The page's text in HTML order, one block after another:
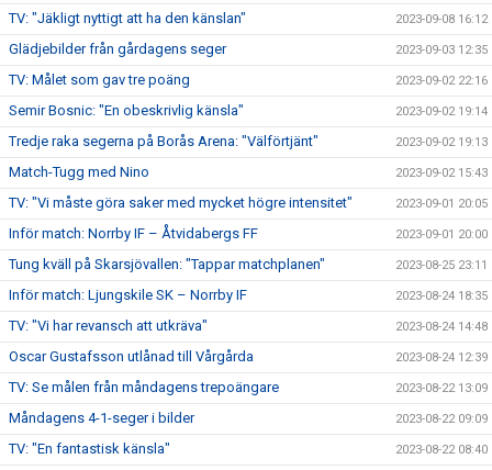
TV: "Jäkligt nyttigt att ha den känslan" 2023-09-08 16:12
Glädjebilder från gårdagens seger 2023-09-03 12:35
TV: Målet som gav tre poäng 2023-09-02 22:16
Semir Bosnic: "En obeskrivlig känsla" 2023-09-02 19:14
Tredje raka segerna på Borås Arena: "Välförtjänt" 2023-09-02 19:13
Match-Tugg med Nino 2023-09-02 15:43
TV: "Vi måste göra saker med mycket högre intensitet" 2023-09-01 20:05
Inför match: Norrby IF – Åtvidabergs FF 2023-09-01 20:00
Tung kväll på Skarsjövallen: "Tappar matchplanen" 2023-08-25 23:11
Inför match: Ljungskile SK – Norrby IF 2023-08-24 18:35
TV: "Vi har revansch att utkräva" 2023-08-24 14:48
Oscar Gustafsson utlånad till Vårgårda 2023-08-24 12:39
TV: Se målen från måndagens trepoängare 2023-08-22 13:09
Måndagens 4-1-seger i bilder 2023-08-22 09:09
TV: "En fantastisk känsla" 2023-08-22 08:40